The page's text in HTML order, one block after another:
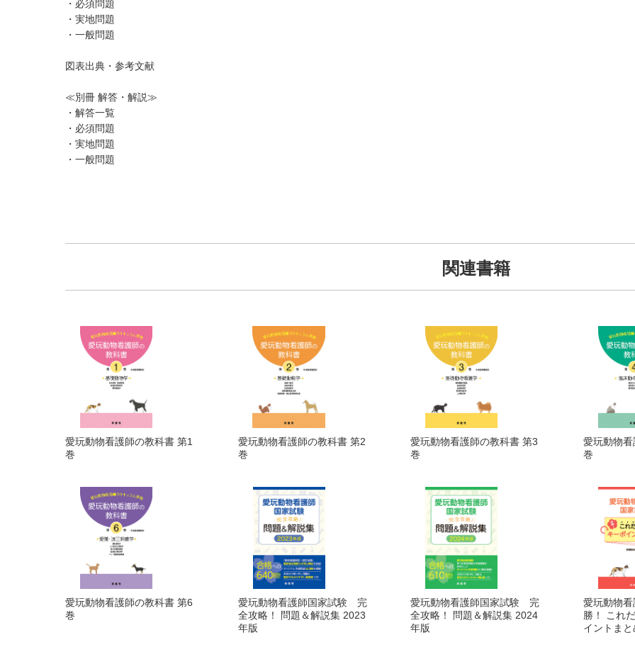
・必須問題
・実地問題
・一般問題
図表出典・参考文献
≪別冊 解答・解説≫
・解答一覧
・必須問題
・実地問題
・一般問題
関連書籍
愛玩動物看護師の教科書 第1
巻
愛玩動物看護師の教科書 第2
巻
愛玩動物看護師の教科書 第3
巻
愛玩動物
巻
愛玩動物看護師の教科書 第6
巻
愛玩動物看護師国家試験 完
全攻略！ 問題＆解説集 2023
年版
愛玩動物看護師国家試験 完
全攻略！ 問題＆解説集 2024
年版
愛玩動物
勝！ これ
イントまと